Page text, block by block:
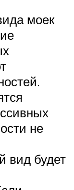
моек
не
вид будет